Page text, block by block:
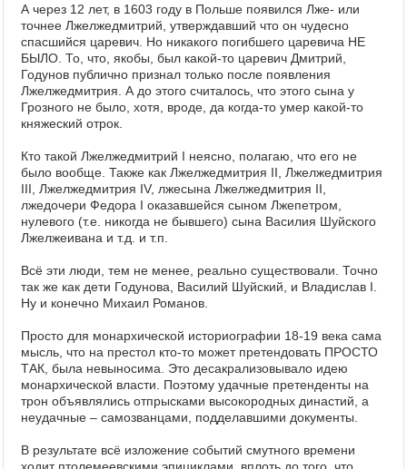
А через 12 лет, в 1603 году в Польше появился Лже- или
точнее Лжелжедмитрий, утверждавший что он чудесно
спасшийся царевич. Но никакого погибшего царевича НЕ
БЫЛО. То, что, якобы, был какой-то царевич Дмитрий,
Годунов публично признал только после появления
Лжелжедмитрия. А до этого считалось, что этого сына у
Грозного не было, хотя, вроде, да когда-то умер какой-то
княжеский отрок.
Кто такой Лжелжедмитрий I неясно, полагаю, что его не
было вообще. Также как Лжелжедмитрия II, Лжелжедмитрия
III, Лжелжедмитрия IV, лжесына Лжелжедмитрия II,
лжедочери Федора I оказавшейся сыном Лжепетром,
нулевого (т.е. никогда не бывшего) сына Василия Шуйского
Лжелжеивана и т.д. и т.п.
Всё эти люди, тем не менее, реально существовали. Точно
так же как дети Годунова, Василий Шуйский, и Владислав I.
Ну и конечно Михаил Романов.
Просто для монархической историографии 18-19 века сама
мысль, что на престол кто-то может претендовать ПРОСТО
ТАК, была невыносима. Это десакрализовывало идею
монархической власти. Поэтому удачные претенденты на
трон объявлялись отпрысками высокородных династий, а
неудачные – самозванцами, подделавшими документы.
В результате всё изложение событий смутного времени